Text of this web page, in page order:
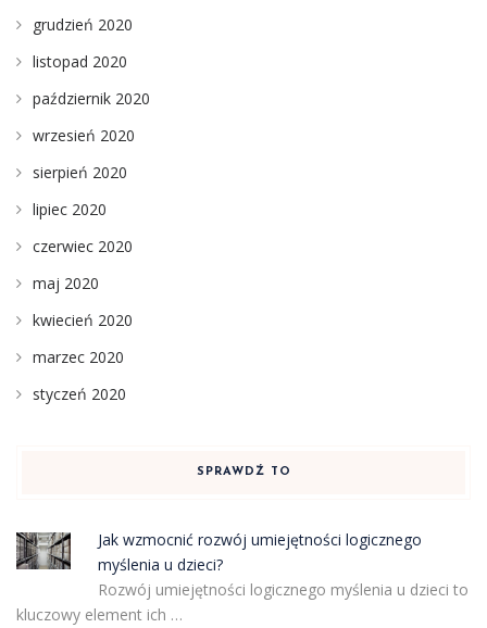
grudzień 2020
listopad 2020
październik 2020
wrzesień 2020
sierpień 2020
lipiec 2020
czerwiec 2020
maj 2020
kwiecień 2020
marzec 2020
styczeń 2020
SPRAWDŹ TO
Jak wzmocnić rozwój umiejętności logicznego
myślenia u dzieci?
Rozwój umiejętności logicznego myślenia u dzieci to
kluczowy element ich …